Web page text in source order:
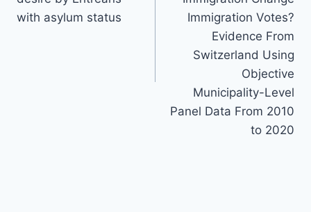
with asylum status
Immigration Votes?
Evidence From
Switzerland Using
Objective
Municipality-Level
Panel Data From 2010
to 2020